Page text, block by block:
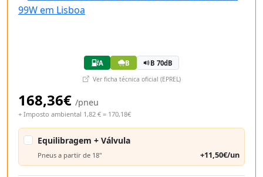
A B B 70dB
Ver ficha técnica oficial (EPREL)
168,36€ /pneu
+ Imposto ambiental 1,82 € = 170,18€
Equilibragem + Válvula
Pneus a partir de 18" +11,50€/un